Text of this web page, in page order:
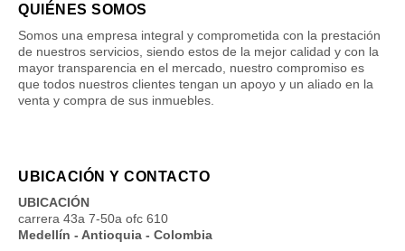
QUIÉNES SOMOS
Somos una empresa integral y comprometida con la prestación
de nuestros servicios, siendo estos de la mejor calidad y con la
mayor transparencia en el mercado, nuestro compromiso es
que todos nuestros clientes tengan un apoyo y un aliado en la
venta y compra de sus inmuebles.
UBICACIÓN Y CONTACTO
UBICACIÓN
carrera 43a 7-50a ofc 610
Medellín - Antioquia - Colombia